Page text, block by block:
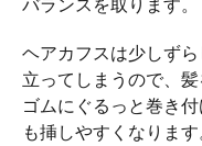
ヘアカフスは少しず
立ってしまうので、
ゴムにぐるっと巻き
も挿しやすくなりま